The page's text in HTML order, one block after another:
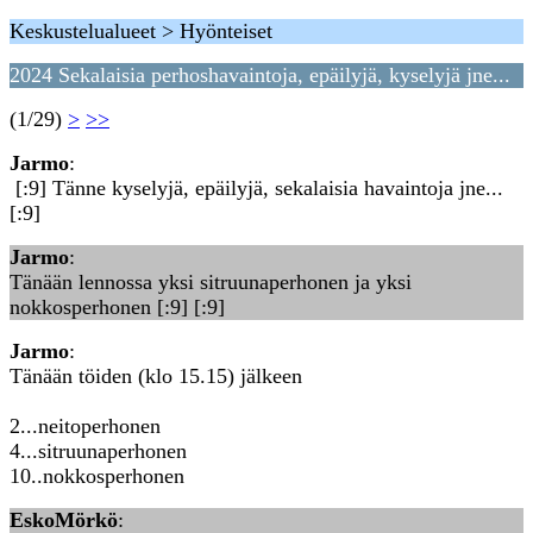
Keskustelualueet > Hyönteiset
2024 Sekalaisia perhoshavaintoja, epäilyjä, kyselyjä jne...
(1/29) > >>
Jarmo:
[:9] Tänne kyselyjä, epäilyjä, sekalaisia havaintoja jne...
[:9]
Jarmo:
Tänään lennossa yksi sitruunaperhonen ja yksi
nokkosperhonen [:9] [:9]
Jarmo:
Tänään töiden (klo 15.15) jälkeen
2...neitoperhonen
4...sitruunaperhonen
10..nokkosperhonen
EskoMörkö: